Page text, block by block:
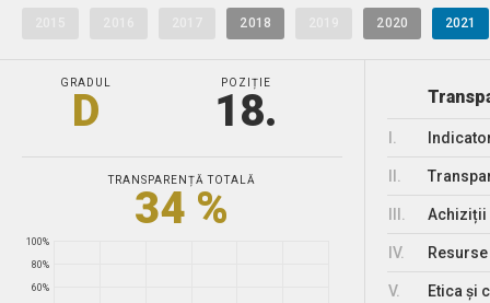
2018 2020 2021
GRADUL
D
POZIȚIE
18.
TRANSPARENȚĂ TOTALĂ
34 %
60%
80%
100%
Achiziții
IV.
V. Etica și